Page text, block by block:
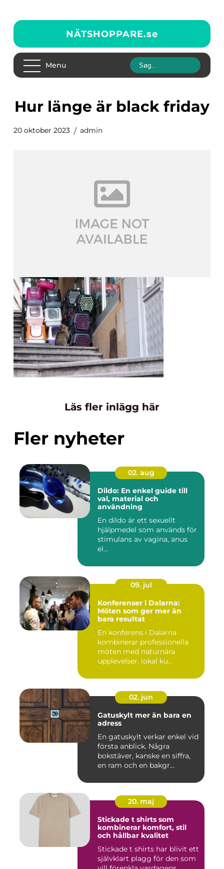
NÄTSHOPPARE.se
Menu
hur länge är black friday
20 oktober 2023 admin
Läs fler inlägg här
Fler nyheter
02. aug
Dildo: En enkel guide till
val, material och
användning
En dildo är ett sexuellt
hjälpmedel som används för
stimulans av vagina, anus
el...
09. jul
Konferenser i Dalarna:
Möten som ger mer än
bara resultat
En konferens i Dalarna
kombinerar professionella
möten med naturnära
upplevelser, lokal ku...
02. jun
Gatuskylt mer än bara en
adress
En gatuskylt verkar enkel vid
första anblick. Några
bokstäver, kanske en siffra,
en ram och en bakgr...
20. maj
Stickade t shirts som
kombinerar komfort, stil
och hållbar kvalitet
Stickade t shirts har blivit ett
självklart plagg för den som